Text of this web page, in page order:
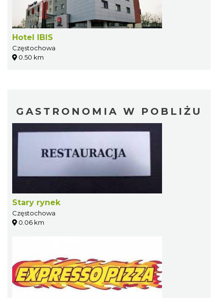
Hotel IBIS
Częstochowa
0.50 km
GASTRONOMIA W POBLIŻU
Stary rynek
Częstochowa
0.06 km